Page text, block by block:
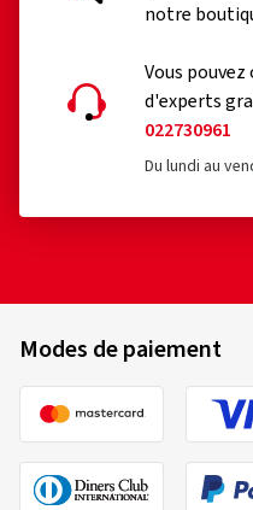
notre
Vous
d'experts
022730961
Du lundi au
Modes de paiement